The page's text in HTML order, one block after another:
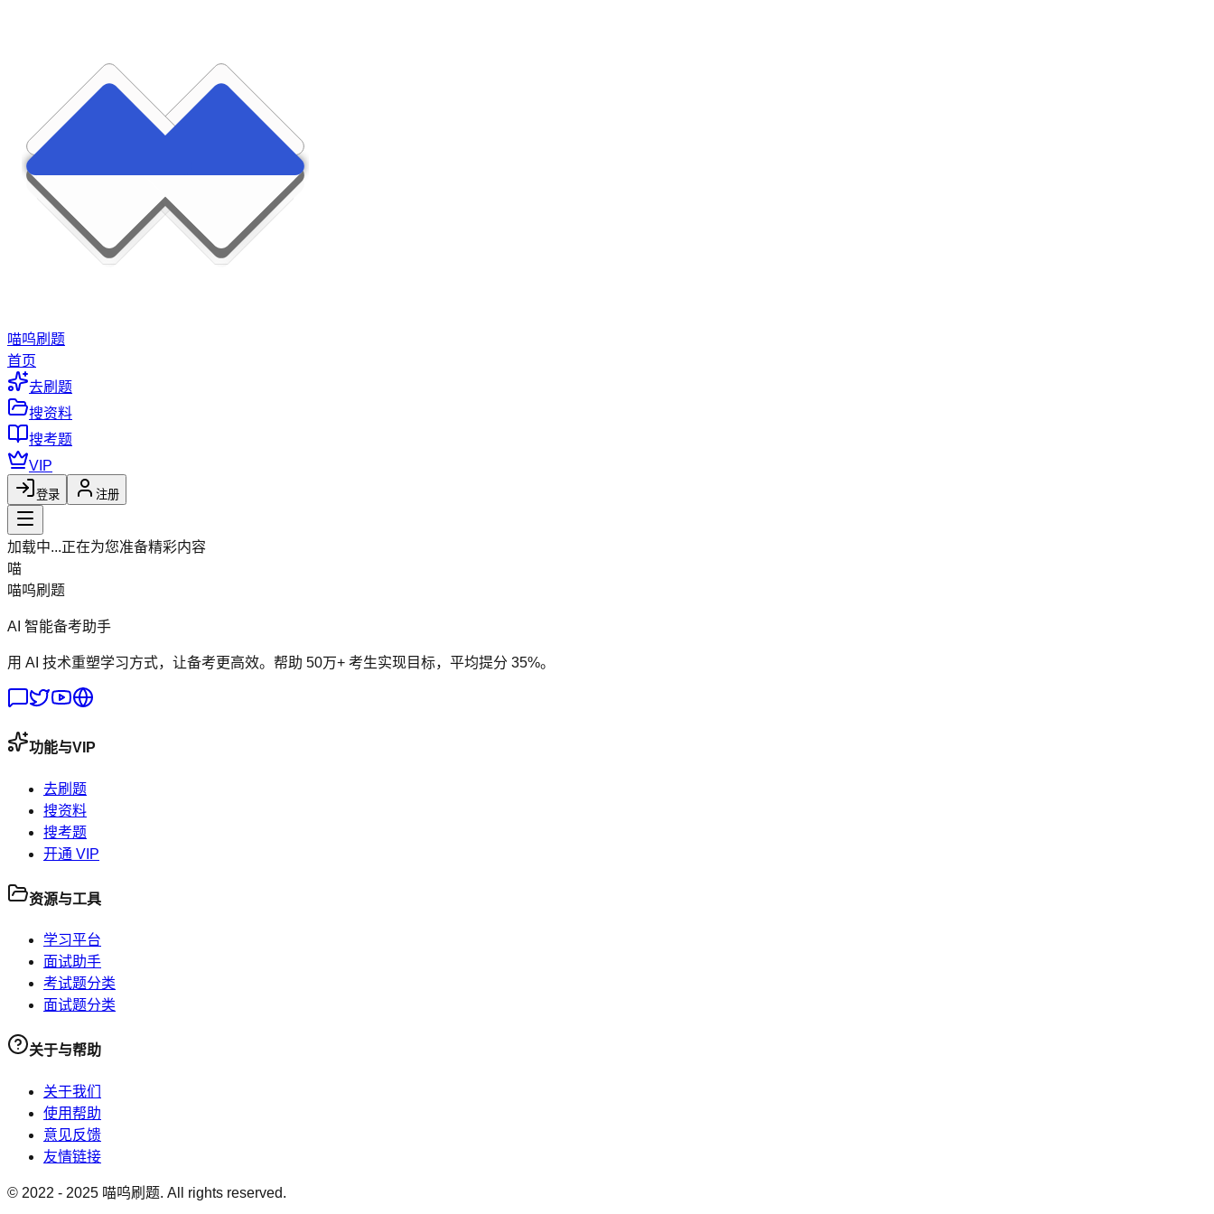
喵呜刷题
首页
去刷题
搜资料
搜考题
VIP
登录 注册
加载中...正在为您准备精彩内容
喵
喵呜刷题
AI 智能备考助手
用 AI 技术重塑学习方式，让备考更高效。帮助 50万+ 考生实现目标，平均提分 35%。
功能与VIP
去刷题
搜资料
搜考题
开通 VIP
资源与工具
学习平台
面试助手
考试题分类
面试题分类
关于与帮助
关于我们
使用帮助
意见反馈
友情链接
© 2022 - 2025 喵呜刷题. All rights reserved.